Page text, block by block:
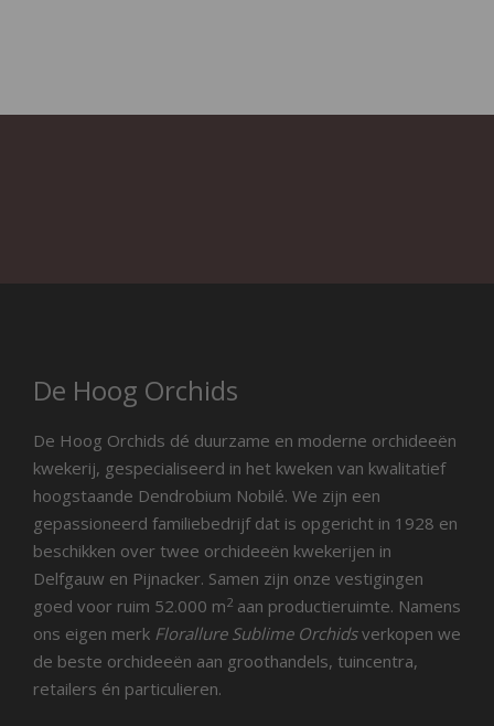
De Hoog Orchids
De Hoog Orchids dé duurzame en moderne orchideeën
kwekerij, gespecialiseerd in het kweken van kwalitatief
hoogstaande Dendrobium Nobilé. We zijn een
gepassioneerd familiebedrijf dat is opgericht in 1928 en
beschikken over twee orchideeën kwekerijen in
Delfgauw en Pijnacker. Samen zijn onze vestigingen
goed voor ruim 52.000 m 2 aan productieruimte. Namens
ons eigen merk Florallure Sublime Orchidsverkopen we
de beste orchideeën aan groothandels, tuincentra,
retailers én particulieren.